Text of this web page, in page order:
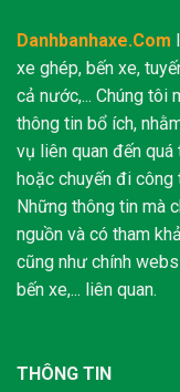
Danhbanhaxe.Com
xe ghép, bến xe,
cả nước,... Chúng tôi
thông tin bổ ích,
vụ liên quan đến quá
hoặc chuyến đi công
Những thông tin mà
nguồn và có tham
cũng như chính
bến xe,... liên quan.
THÔNG TIN